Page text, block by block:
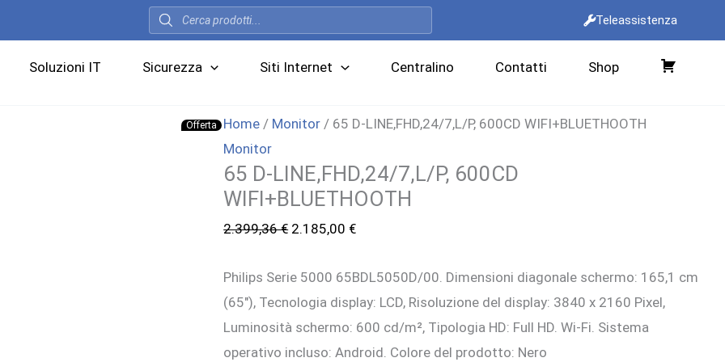
Products
search
Teleassistenza
Soluzioni IT Sicurezza Siti Internet Centralino Contatti Shop
Offerta Home / Monitor / 65 D-LINE,FHD,24/7,L/P, 600CD WIFI+BLUETHOOTH
Monitor
65 D-LINE,FHD,24/7,L/P, 600CD
WIFI+BLUETHOOTH
2.399,36€ Il
originale
era:
2.399,36 €.
2.185,00 €Il
attuale
è:
2.185,00 €.
Philips Serie 5000 65BDL5050D/00. Dimensioni diagonale schermo: 165,1 cm
(65″), Tecnologia display: LCD, Risoluzione del display: 3840 x 2160 Pixel,
Luminosità schermo: 600 cd/m², Tipologia HD: Full HD. Wi-Fi. Sistema
operativo incluso: Android. Colore del prodotto: Nero